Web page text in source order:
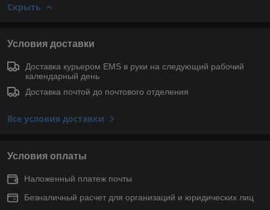
Скрыть
Условия доставки
Доставка курьером EMS в руки на следующий рабочий
календарный день
Доставка почтой до почтового отделения
Все условия доставки
Условия оплаты
Наложенный платеж почты
Безналичный расчет для организаций и юридических лиц